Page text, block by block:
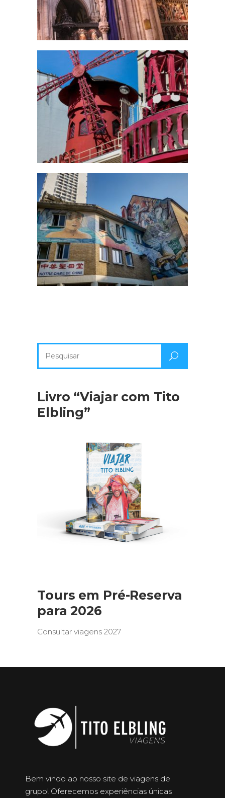
por:
Livro “Viajar com Tito
Elbling”
Tours em Pré-Reserva
para 2026
Consultar viagens 2027
Bem vindo ao nosso site de viagens de
grupo! Oferecemos experiências únicas